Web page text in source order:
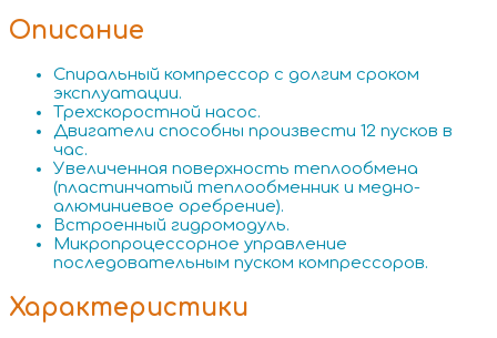
Описание
Спиральный компрессор с долгим сроком
эксплуатации.
Трехскоростной насос.
Двигатели способны произвести 12 пусков в
час.
Увеличенная поверхность теплообмена
(пластинчатый теплообменник и медно-
алюминиевое оребрение).
Встроенный гидромодуль.
Микропроцессорное управление
последовательным пуском компрессоров.
Характеристики